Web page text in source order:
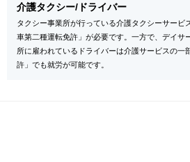
介護タクシー/ドライバー
タクシー事業所が行っている介護タクシーサービ
車第二種運転免許」が必要です。一方で、デイサ
所に雇われているドライバーは介護サービスの一
許」でも就労が可能です。